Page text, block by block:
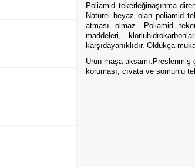
Poliamid tekerleğinaşınma
Natürel beyaz olan poliamid
atması olmaz. Poliamid
maddeleri,
karşıdayanıklıdır. Oldukça
Ürün maşa
koruması, cıvata ve somunlu